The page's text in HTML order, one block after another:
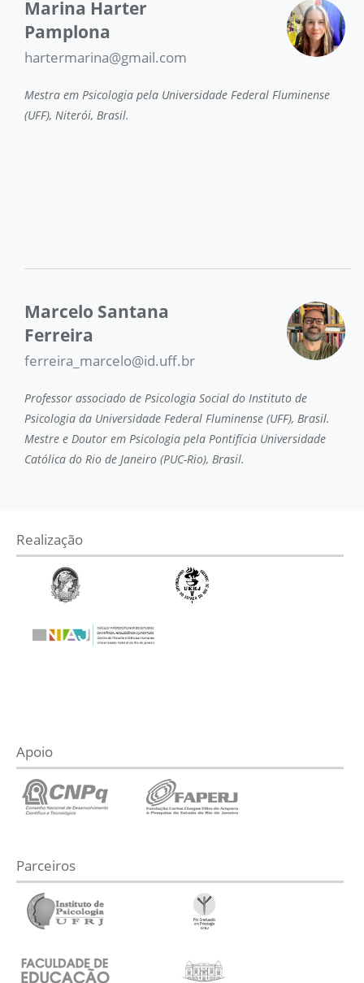
Marina Harter
Pamplona
hartermarina@gmail.com
Mestra em Psicologia pela Universidade Federal Fluminense
(UFF), Niterói, Brasil.
Marcelo Santana
Ferreira
ferreira_marcelo@id.uff.br
Professor associado de Psicologia Social do Instituto de
Psicologia da Universidade Federal Fluminense (UFF), Brasil.
Mestre e Doutor em Psicologia pela Pontifícia Universidade
Católica do Rio de Janeiro (PUC-Rio), Brasil.
Realização
Apoio
Parceiros